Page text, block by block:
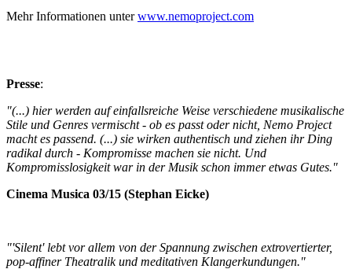
Mehr Informationen unterwww.nemoproject.com
Presse:
"(...) hier werden auf einfallsreiche Weise verschiedene musikalische
Stile und Genres vermischt - ob es passt oder nicht, Nemo Project
macht es passend. (...) sie wirken authentisch und ziehen ihr Ding
radikal durch - Kompromisse machen sie nicht. Und
Kompromisslosigkeit war in der Musik schon immer etwas Gutes."
Cinema Musica 03/15 (Stephan Eicke)
"'Silent' lebt vor allem von der Spannung zwischen extrovertierter,
pop-affiner Theatralik und meditativen Klangerkundungen."